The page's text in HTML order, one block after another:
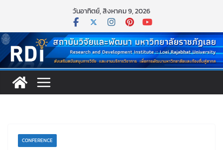
content
วันอาทิตย์, สิงหาคม 9, 2026
CONFERENCE